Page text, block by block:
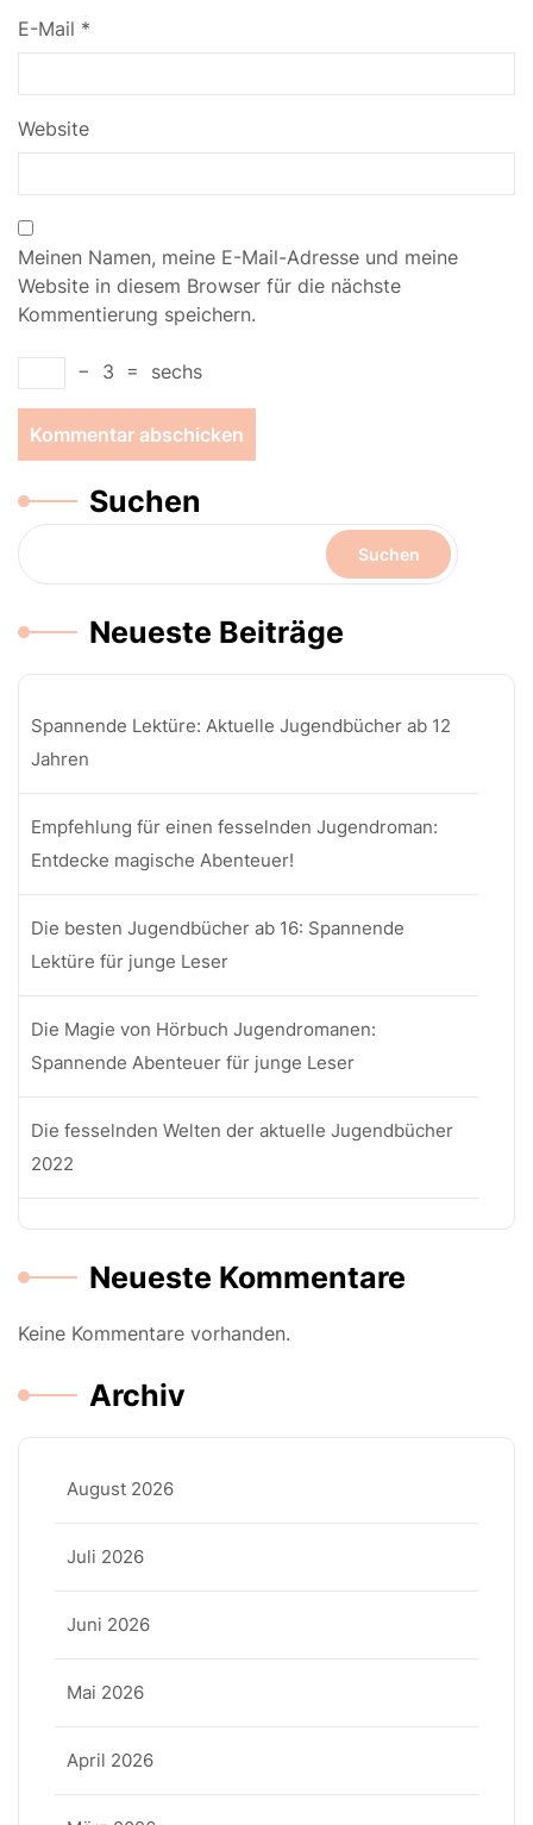
E-Mail *
Website
Meinen Namen, meine E-Mail-Adresse und meine
Website in diesem Browser für die nächste
Kommentierung speichern.
− 3 = sechs
Suchen
Suchen
Neueste Beiträge
Spannende Lektüre: Aktuelle Jugendbücher ab 12
Jahren
Empfehlung für einen fesselnden Jugendroman:
Entdecke magische Abenteuer!
Die besten Jugendbücher ab 16: Spannende
Lektüre für junge Leser
Die Magie von Hörbuch Jugendromanen:
Spannende Abenteuer für junge Leser
Die fesselnden Welten der aktuelle Jugendbücher
2022
Neueste Kommentare
Keine Kommentare vorhanden.
Archiv
August 2026
Juli 2026
Juni 2026
Mai 2026
April 2026